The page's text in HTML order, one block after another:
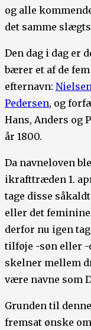
og alle
det samme
Den dag i dag er
bærer et af de
efternavn:
Pedersen, og
Hans, Anders og
år 1800.
Da navneloven
ikrafttræden 1.
tage disse
eller det
derfor nu igen
tilføje -søn eller -
skelner mellem
være navne som
Grunden til
fremsat ønske